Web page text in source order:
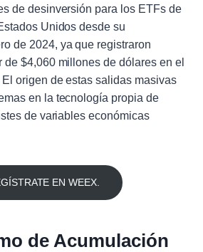
de desinversión para los ETFs de
Unidos desde su
de 2024, ya que registraron
$4,060 millones de dólares en el
origen de estas salidas masivas
en la tecnología propia de
de variables económicas
EN WEEX.
de Acumulación